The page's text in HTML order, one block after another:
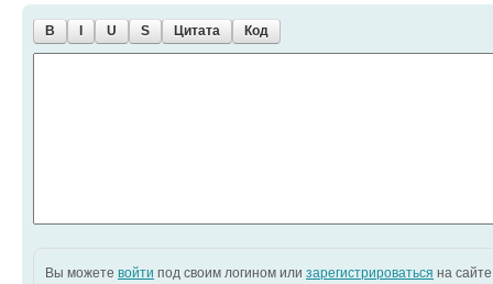
B U S Цитата Код
Вы можете войти под своим логином или зарегистрироваться на